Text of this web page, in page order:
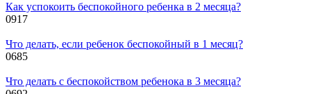
Как успокоить беспокойного ребенка в 2 месяца?
0917
Что делать, если ребенок беспокойный в 1 месяц?
0685
Что делать с беспокойством ребенока в 3 месяца?